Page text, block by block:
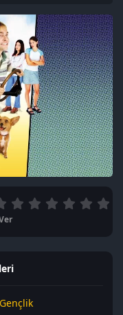
Gençlik